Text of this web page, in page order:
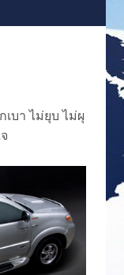
เบา ไม่ยุบ ไม่ผุ